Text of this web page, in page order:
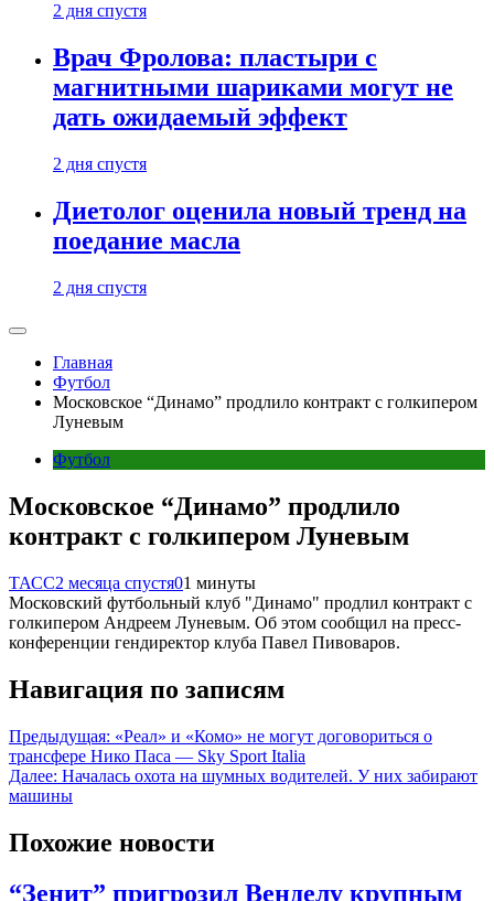
2 дня спустя
Врач Фролова: пластыри с
магнитными шариками могут не
дать ожидаемый эффект
2 дня спустя
Диетолог оценила новый тренд на
поедание масла
2 дня спустя
Главная
Футбол
Московское “Динамо” продлило контракт с голкипером
Луневым
Футбол
Московское “Динамо” продлило
контракт с голкипером Луневым
ТАСС2 месяца спустя01 минуты
Московский футбольный клуб "Динамо" продлил контракт с
голкипером Андреем Луневым. Об этом сообщил на пресс-
конференции гендиректор клуба Павел Пивоваров.
Навигация по записям
Предыдущая: «Реал» и «Комо» не могут договориться о
трансфере Нико Паса — Sky Sport Italia
Далее: Началась охота на шумных водителей. У них забирают
машины
Похожие новости
“Зенит” пригрозил Венделу крупным